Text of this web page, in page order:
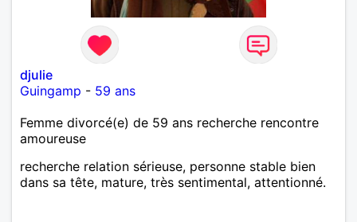
djulie
Guingamp - 59 ans
Femme divorcé(e) de 59 ans recherche rencontre
amoureuse
recherche relation sérieuse, personne stable bien
dans sa tête, mature, très sentimental, attentionné.